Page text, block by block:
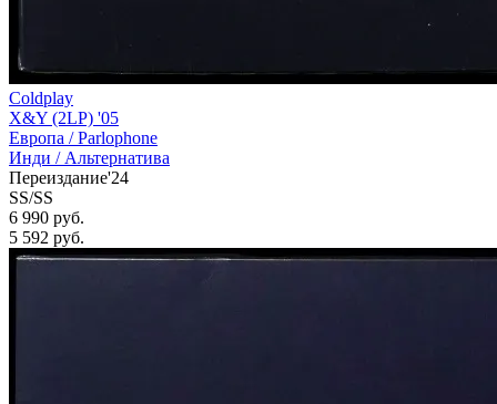
Coldplay
X&Y (2LP) '05
Европа /Parlophone
Инди / Альтернатива
Переиздание'24
SS/SS
6 990 руб.
5 592 руб.